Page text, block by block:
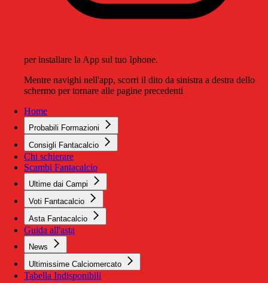
per installare la App sul tuo Iphone.
Mentre navighi nell'app, scorri il dito da sinistra a destra dello
schermo per tornare alle pagine precedenti
Home
Probabili Formazioni
Consigli Fantacalcio
Chi schierare
Scambi Fantacalcio
Ultime dai Campi
Voti Fantacalcio
Asta Fantacalcio
Guida all'asta
News
Ultimissime Calciomercato
Tabella Indisponibili